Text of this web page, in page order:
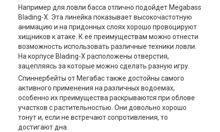
Например для ловли басса отлично подойдет Megabass
Blading-X. Эта линейка показывает высокочастотную
анимацию и на придонных слоях хорошо провоцируют
хищников к атаке. К её преимуществам можно отнести
возможность использовать различные техники ловли.
На корпусе Blading-X расположены отверстия,
зацепляясь за которые можно сделать разную игру.
Спиннербейты от Мегабас также достойны самого
активного применения на различных водоемах,
особенно их преимущества раскрываются при облове
участков с растительностью. Они довольно хорошо
тонут и, если не встречают сопротивления, то
достигают дна.